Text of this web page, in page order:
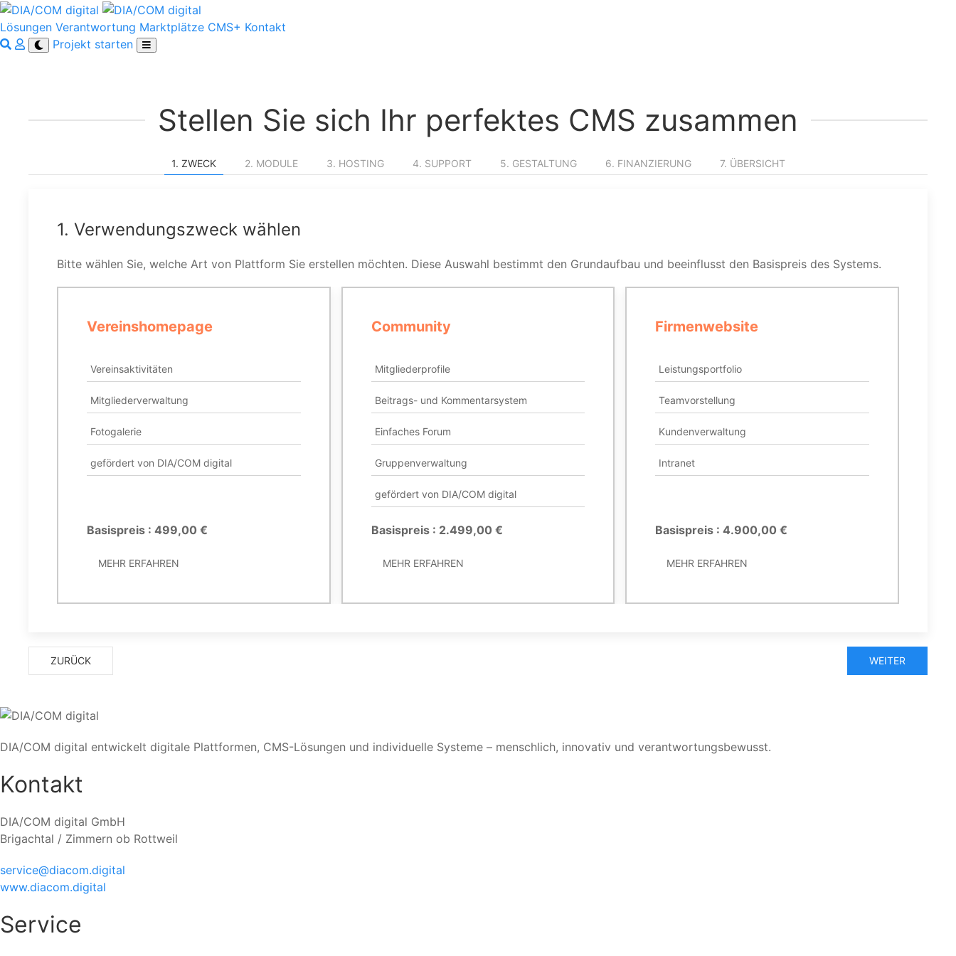
Lösungen Verantwortung Marktplätze CMS+ Kontakt
Projekt starten
Stellen Sie sich Ihr perfektes CMS zusammen
1. ZWECK 2. MODULE 3. HOSTING 4. SUPPORT 5. GESTALTUNG 6. FINANZIERUNG 7. ÜBERSICHT
1. Verwendungszweck wählen
Bitte wählen Sie, welche Art von Plattform Sie erstellen möchten. Diese Auswahl bestimmt den Grundaufbau und beeinflusst den Basispreis des Systems.
Vereinshomepage
Vereinsaktivitäten
Mitgliederverwaltung
Fotogalerie
gefördert von DIA/COM digital
Basispreis : 499,00 €
MEHR ERFAHREN
Community
Mitgliederprofile
Beitrags- und Kommentarsystem
Einfaches Forum
Gruppenverwaltung
gefördert von DIA/COM digital
Basispreis : 2.499,00 €
MEHR ERFAHREN
Firmenwebsite
Leistungsportfolio
Teamvorstellung
Kundenverwaltung
Intranet
Basispreis : 4.900,00 €
MEHR ERFAHREN
ZURÜCK WEITER
DIA/COM digital entwickelt digitale Plattformen, CMS-Lösungen und individuelle Systeme – menschlich, innovativ und verantwortungsbewusst.
Kontakt
DIA/COM digital GmbH
Brigachtal / Zimmern ob Rottweil
service@diacom.digital
www.diacom.digital
Service